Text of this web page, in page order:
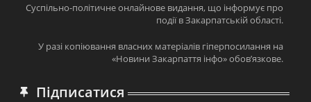
Суспільно-політичне онлайнове видання, що інформує про
події в Закарпатській області.
У разі копіювання власних матеріалів гіперпосилання на
«Новини Закарпаття інфо» обов’язкове.
Підписатися